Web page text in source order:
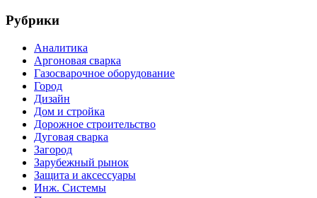
Рубрики
Аналитика
Аргоновая сварка
Газосварочное оборудование
Город
Дизайн
Дом и стройка
Дорожное строительство
Дуговая сварка
Загород
Зарубежный рынок
Защита и аксессуары
Инж. Системы